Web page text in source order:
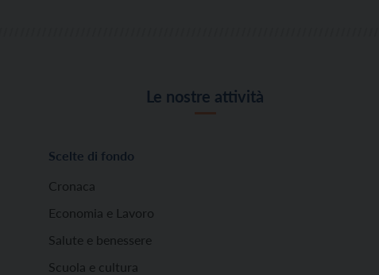
Le nostre attività
Scelte di fondo
Cronaca
Economia e Lavoro
Salute e benessere
Scuola e cultura